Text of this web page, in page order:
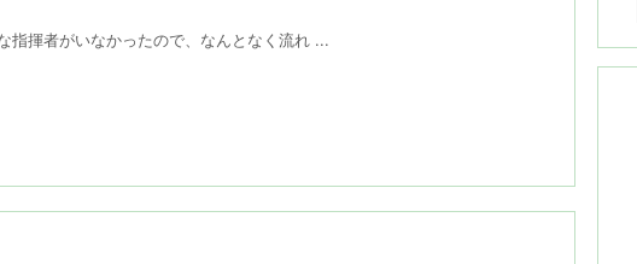
揮者がいなかったので、なんとなく流れ ...